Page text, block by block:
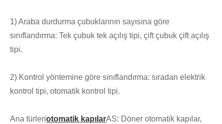
1) Araba durdurma çubuklarının sayısına göre
sınıflandırma: Tek çubuk tek açılış tipi, çift çubuk çift açılış
tipi.
2) Kontrol yöntemine göre sınıflandırma: sıradan elektrik
kontrol tipi, otomatik kontrol tipi.
Ana türleriotomatik kapılarAS: Döner otomatik kapılar,